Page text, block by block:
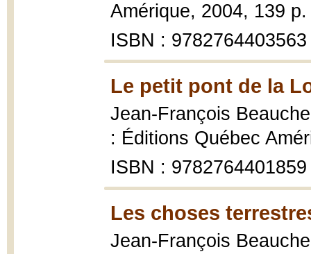
Amérique, 2004, 139
ISBN : 9782764403563
Le petit pont de la
Jean-François
: Éditions Québec
ISBN : 9782764401859
Les choses
Jean-François